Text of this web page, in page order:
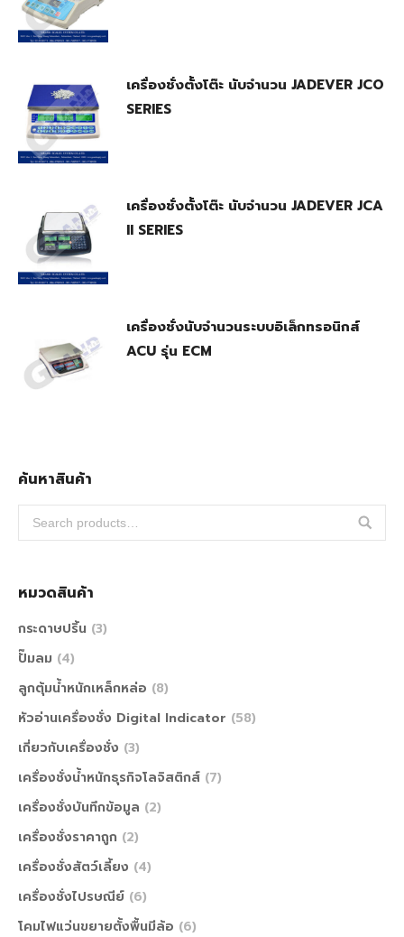
เครื่องชั่งตั้งโต๊ะ นับจำนวน JADEVER JCO
SERIES
เครื่องชั่งตั้งโต๊ะ นับจำนวน JADEVER JCA
II SERIES
เครื่องชั่งนับจำนวนระบบอิเล็กทรอนิกส์
ACU รุ่น ECM
ค้นหาสินค้า
หมวดสินค้า
กระดาษปริ้น (3)
ปั๊มลม (4)
ลูกตุ้มน้ำหนักเหล็กหล่อ (8)
หัวอ่านเครื่องชั่ง Digital Indicator (58)
เกี่ยวกับเครื่องชั่ง (3)
เครื่องชั่งน้ำหนักธุรกิจโลจิสติกส์ (7)
เครื่องชั่งบันทึกข้อมูล (2)
เครื่องชั่งราคาถูก (2)
เครื่องชั่งสัตว์เลี้ยง (4)
เครื่องชั่งไปรษณีย์ (6)
โคมไฟแว่นขยายตั้งพื้นมีล้อ (6)